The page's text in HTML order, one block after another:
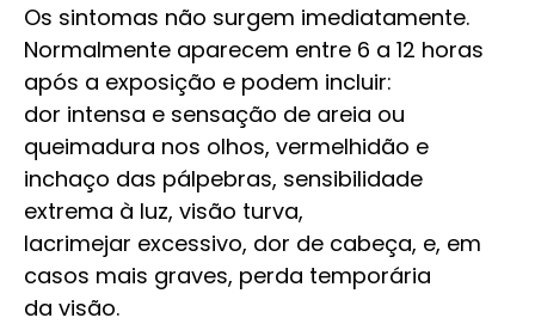
Os sintomas não surgem imediatamente.
Normalmente aparecem entre 6 a 12 horas
após a exposição e podem incluir:
dor intensa e sensação de areia ou
queimadura nos olhos, vermelhidão e
inchaço das pálpebras, sensibilidade
extrema à luz, visão turva,
lacrimejar excessivo, dor de cabeça, e, em
casos mais graves, perda temporária
da visão.